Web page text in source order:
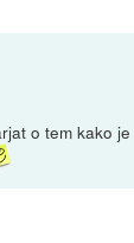
o tem kako